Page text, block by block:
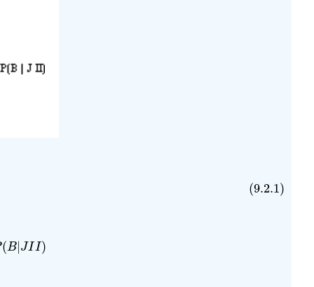
(9.2.1)
(B JII)